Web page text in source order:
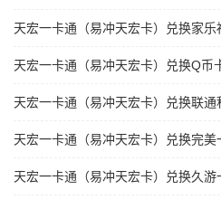
天宏一卡通（易冲天宏卡）兑换家乐
天宏一卡通（易冲天宏卡）兑换Q币
天宏一卡通（易冲天宏卡）兑换联通
天宏一卡通（易冲天宏卡）兑换完美
天宏一卡通（易冲天宏卡）兑换久游